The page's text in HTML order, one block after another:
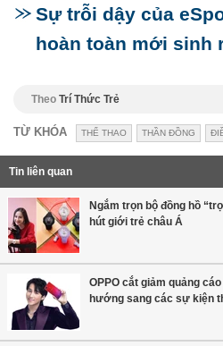
Sự trỗi dậy của
hoàn toàn mới sinh
Theo Trí Thức Trẻ
TỪ KHÓA THỂ THAO THẦN ĐỒNG
Tin liên quan
Ngắm trọn bộ đồng hồ
hút giới trẻ châu Á
OPPO cắt giảm quảng
hướng sang các sự kiện